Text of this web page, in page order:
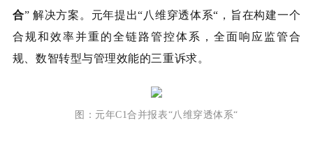
合” 解决方案。元年提出“八维穿透体系“，旨在构建一个
合规和效率并重的全链路管控体系，全面响应监管合
规、数智转型与管理效能的三重诉求。
图： 元年C1合并报表“八维穿透体系“